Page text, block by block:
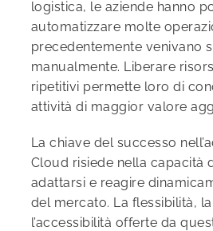
logistica, le aziende hanno
automatizzare molte
precedentemente venivano
manualmente. Liberare
ripetitivi permette loro di
attività di maggior valore
La chiave del successo
Cloud risiede nella capacità
adattarsi e reagire
del mercato. La flessibilità,
l’accessibilità offerte da